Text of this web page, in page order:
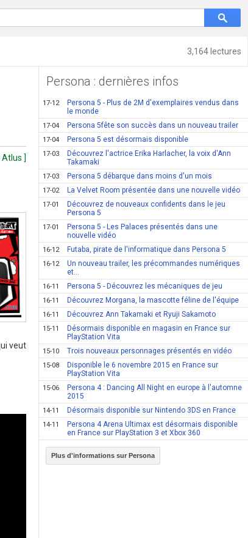
3,164 lectures
Atlus ]
veut
Persona : dernières infos
17-12
Persona 5 - Plus de 2M d'exemplaires vendus dans
le monde
17-04 Persona 5fête son succès dans un nouveau trailer
17-04 Persona 5 est désormais disponible
17-03
Découvrez l'actrice Erika Harlacher, la voix d'Ann
Takamaki
17-03 Persona 5 débarque dans moins d'un mois
17-02 La Velvet Room présentée dans une nouvelle vidéo
17-01
Découvrez de nouveaux confidents dans le jeu
Persona 5
17-01
Persona 5 - Les Palaces présentés dans une
nouvelle vidéo
16-12 Futaba, pirate de l'informatique dans Persona 5
16-12
Un nouveau trailer, les précommandes numériques
et...
16-11 Persona 5 - Découvrez les mécaniques de jeu
16-11 Découvrez Morgana, la mascotte féline de l'équipe
16-11 Découvrez Ann Takamaki et Ryuji Sakamoto
15-11
Désormais disponible en magasin en France sur
PlayStation Vita
15-10 Trois nouveaux personnages présentés en vidéo
15-08
Disponible le 6 novembre 2015 en France sur
PlayStation Vita
15-06
Persona 4 : Dancing All Night en europe à l'automne
2015
14-11 Désormais disponible sur Nintendo 3DS en France
14-11
Persona 4 Arena Ultimax est désormais disponible
en France sur PlayStation 3 et Xbox 360
Plus d'informations sur Persona